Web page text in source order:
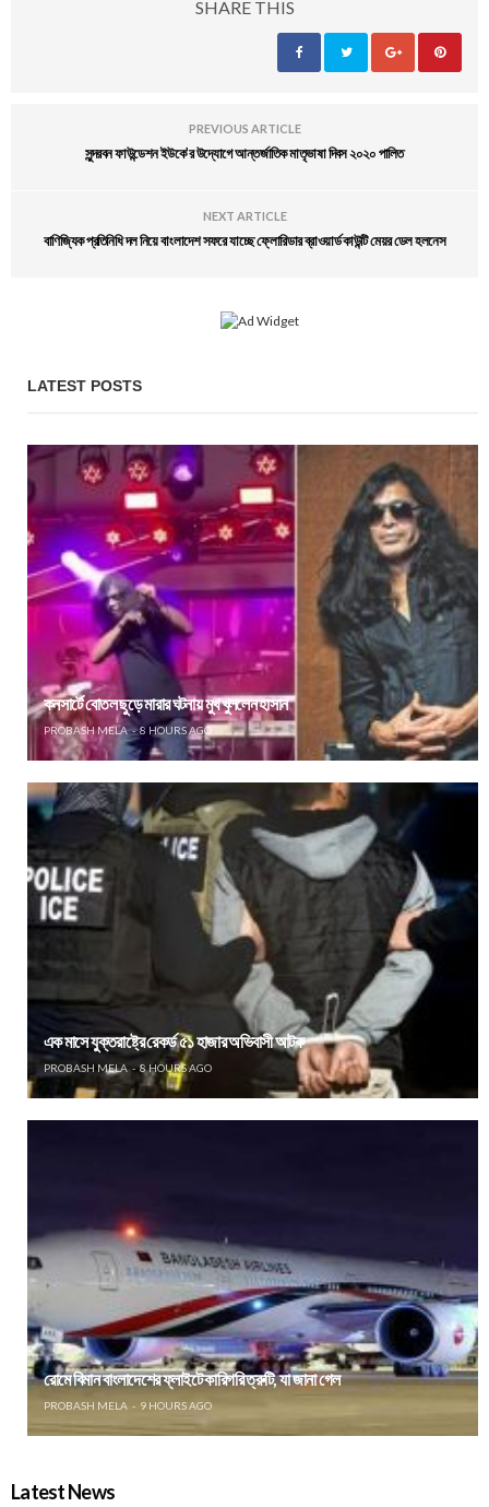
SHARE THIS
PREVIOUS ARTICLE
সুন্দরবন ফাউন্ডেশন ইউকে’র উদ্যোগে আন্তর্জাতিক মাতৃভাষা দিবস ২০২০ পালিত
NEXT ARTICLE
বাণিজ্যিক প্রতিনিধি দল নিয়ে বাংলাদেশ সফরে যাচ্ছে ফ্লোরিডার ব্রাওয়ার্ড কাউন্টি মেয়র ডেল হলনেস
LATEST POSTS
কনসার্টে বোতল ছুড়ে মারার ঘটনায় মুখ খুললেন হাসান
PROBASH MELA 8 HOURS AGO
এক মাসে যুক্তরাষ্ট্রে রেকর্ড ৫১ হাজার অভিবাসী আটক
PROBASH MELA 8 HOURS AGO
রোমে বিমান বাংলাদেশের ফ্লাইটে কারিগরি ত্রুটি, যা জানা গেল
PROBASH MELA 9 HOURS AGO
Latest News